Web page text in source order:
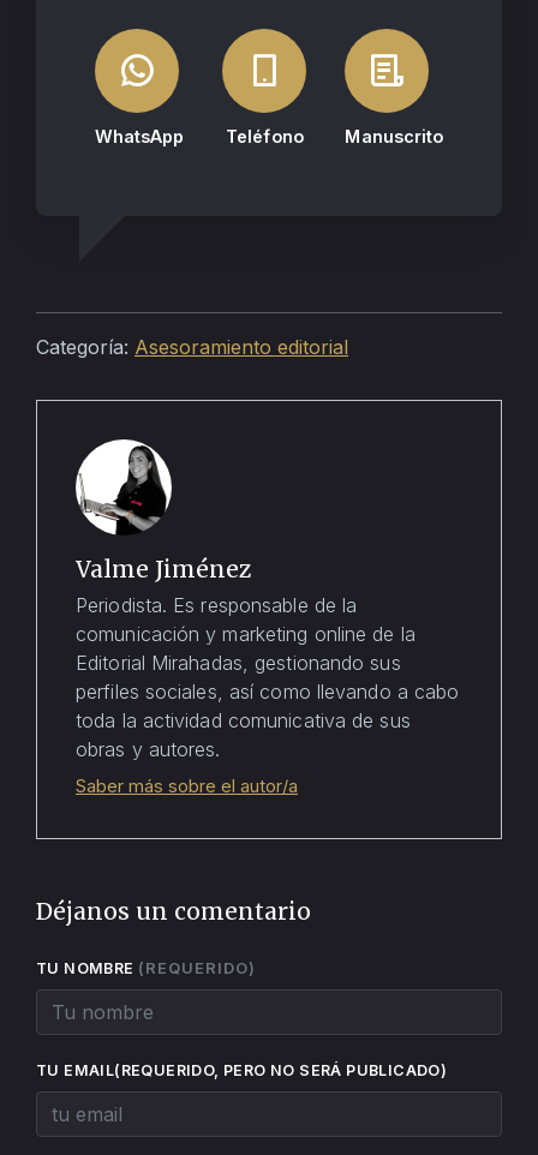
WhatsApp Teléfono Manuscrito
Categoría: Asesoramiento editorial
Valme Jiménez
Periodista. Es responsable de la
comunicación y marketing online de la
Editorial Mirahadas, gestionando sus
perfiles sociales, así como llevando a cabo
toda la actividad comunicativa de sus
obras y autores.
Saber más sobre el autor/a
Déjanos un comentario
TU NOMBRE (REQUERIDO)
TU EMAIL(REQUERIDO, PERO NO SERÁ PUBLICADO)